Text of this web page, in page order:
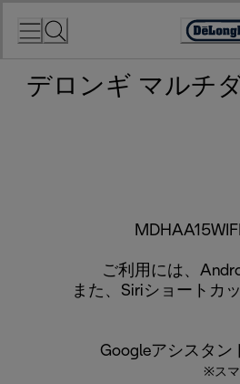
デロンギ マルチ
ご利用には、
また、Siriショートカ
Googleアシスタン
※スマ